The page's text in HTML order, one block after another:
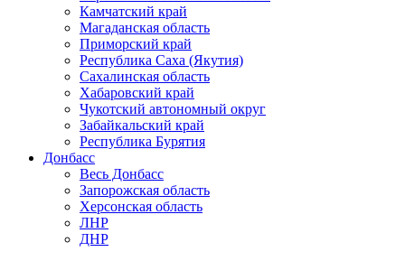
Камчатский край
Магаданская область
Приморский край
Республика Саха (Якутия)
Сахалинская область
Хабаровский край
Чукотский автономный округ
Забайкальский край
Республика Бурятия
Донбасс
Весь Донбасс
Запорожская область
Херсонская область
ЛНР
ДНР